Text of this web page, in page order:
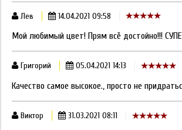
Лев 14.04.2021 09:58
Мой любимый цвет! Прям всё достойно!!!
Григорий 05.04.2021 14:13
Качество самое высокое., просто не
Виктор 31.03.2021 08:11